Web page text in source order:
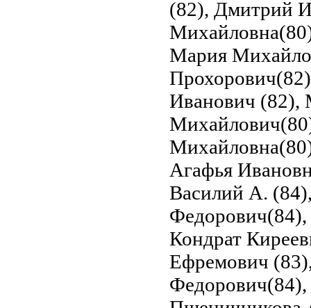
(82), Дмитрий
Мария
Иванович (82),
Агафья
Василий А.
Кондрат
Ефремович